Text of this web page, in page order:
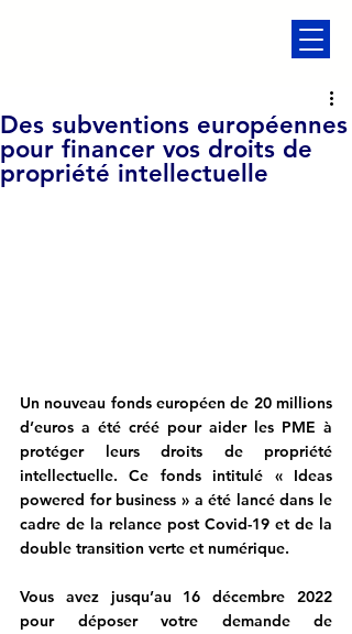
Des subventions européennes
pour financer vos droits de
propriété intellectuelle
Un nouveau fonds européen de 20 millions
d’euros a été créé pour aider les PME à
protéger leurs droits de propriété
intellectuelle. Ce fonds intitulé « Ideas
powered for business » a été lancé dans le
cadre de la relance post Covid-19 et de la
double transition verte et numérique.
Vous avez jusqu’au 16 décembre 2022
pour déposer votre demande de